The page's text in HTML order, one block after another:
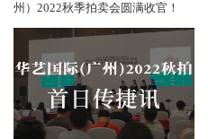
州）2022秋季拍卖会圆满收官！